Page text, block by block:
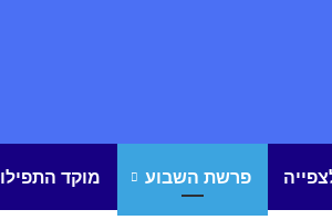
פרשת השבוע מוקד